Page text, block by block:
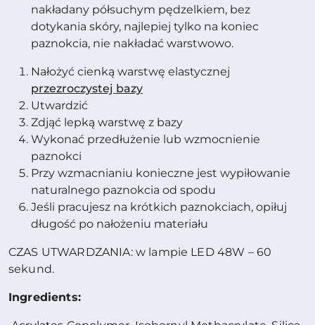
nakładany półsuchym pędzelkiem, bez
dotykania skóry, najlepiej tylko na koniec
paznokcia, nie nakładać warstwowo.
Nałożyć cienką warstwę elastycznej
przezroczystej bazy
Utwardzić
Zdjąć lepką warstwę z bazy
Wykonać przedłużenie lub wzmocnienie
paznokci
Przy wzmacnianiu konieczne jest wypiłowanie
naturalnego paznokcia od spodu
Jeśli pracujesz na krótkich paznokciach, opiłuj
długość po nałożeniu materiału
CZAS UTWARDZANIA: w lampie LED 48W – 60
sekund.
Ingredients: